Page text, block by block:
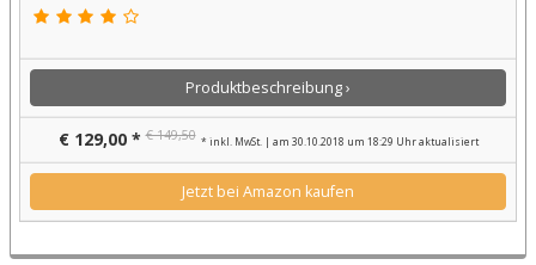
Produktbeschreibung ›
€ 129,00 * € 149,50 * inkl. MwSt. | am 30.10.2018 um 18:29 Uhr aktualisiert
Jetzt bei Amazon kaufen